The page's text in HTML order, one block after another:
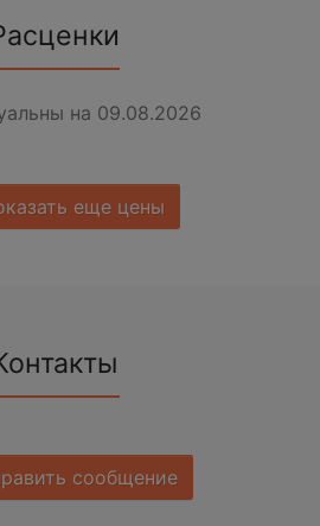
на 09.08.2026
еще цены
сообщение